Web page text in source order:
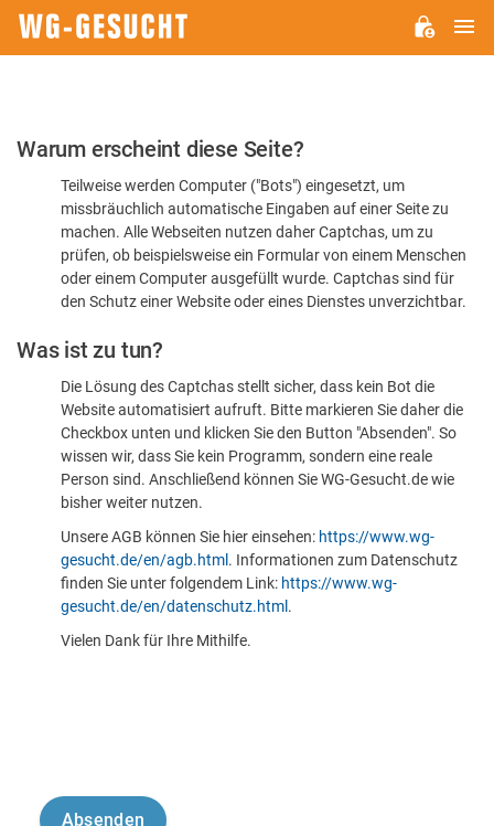
Bitte
dass
sind
Warum erscheint diese Seite?
Teilweise werden Computer ("Bots") eingesetzt, um
missbräuchlich automatische Eingaben auf einer Seite zu
machen. Alle Webseiten nutzen daher Captchas, um zu
prüfen, ob beispielsweise ein Formular von einem Menschen
oder einem Computer ausgefüllt wurde. Captchas sind für
den Schutz einer Website oder eines Dienstes unverzichtbar.
Was ist zu tun?
Die Lösung des Captchas stellt sicher, dass kein Bot die
Website automatisiert aufruft. Bitte markieren Sie daher die
Checkbox unten und klicken Sie den Button "Absenden". So
wissen wir, dass Sie kein Programm, sondern eine reale
Person sind. Anschließend können Sie WG-Gesucht.de wie
bisher weiter nutzen.
Unsere AGB können Sie hier einsehen: https://www.wg-
gesucht.de/en/agb.html . Informationen zum Datenschutz
finden Sie unter folgendem Link: https://www.wg-
gesucht.de/en/datenschutz.html .
Vielen Dank für Ihre Mithilfe.